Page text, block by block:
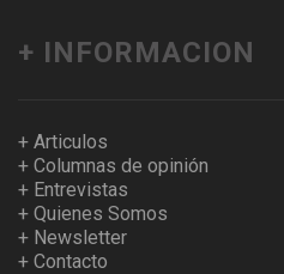
+ INFORMACION
+ Articulos
+ Columnas de opinión
+ Entrevistas
+ Quienes Somos
+ Newsletter
+ Contacto